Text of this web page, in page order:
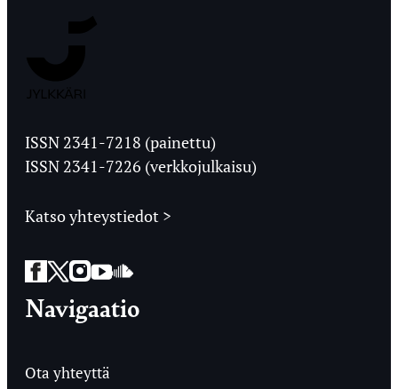
Ylioppilaslehti
ISSN 2341-7218 (painettu)
ISSN 2341-7226 (verkkojulkaisu)
Katso yhteystiedot >
Facebook
Twitter
Instagram
YouTube
SoundCloud
Navigaatio
Ota yhteyttä